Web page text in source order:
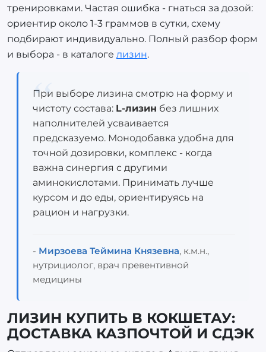
тренировками. Частая ошибка - гнаться за дозой:
ориентир около 1-3 граммов в сутки, схему
подбирают индивидуально. Полный разбор форм
и выбора - в каталоге лизин.
При выборе лизина смотрю на форму и
чистоту состава: L-лизин без лишних
наполнителей усваивается
предсказуемо. Монодобавка удобна для
точной дозировки, комплекс - когда
важна синергия с другими
аминокислотами. Принимать лучше
курсом и до еды, ориентируясь на
рацион и нагрузки.
- Мирзоева Теймина Князевна, к.м.н.,
нутрициолог, врач превентивной
медицины
ЛИЗИН КУПИТЬ В КОКШЕТАУ:
ДОСТАВКА КАЗПОЧТОЙ И СДЭК